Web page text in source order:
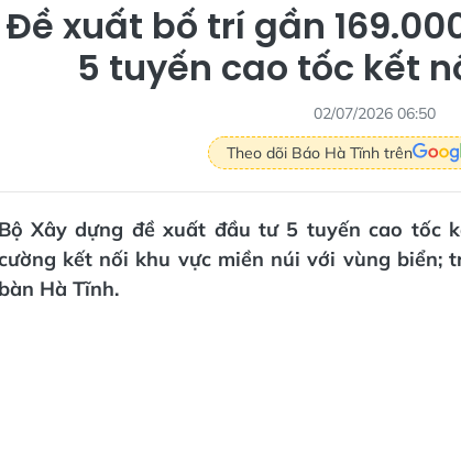
Đề xuất bố trí gần
5 tuyến cao tốc kết
02/07/2026 06:50
Theo dõi Báo Hà Tĩnh trên
Bộ Xây dựng đề xuất đầu tư 5 tuyến cao tốc
kết nối khu vực miền núi với vùng biển;
bàn Hà Tĩnh.